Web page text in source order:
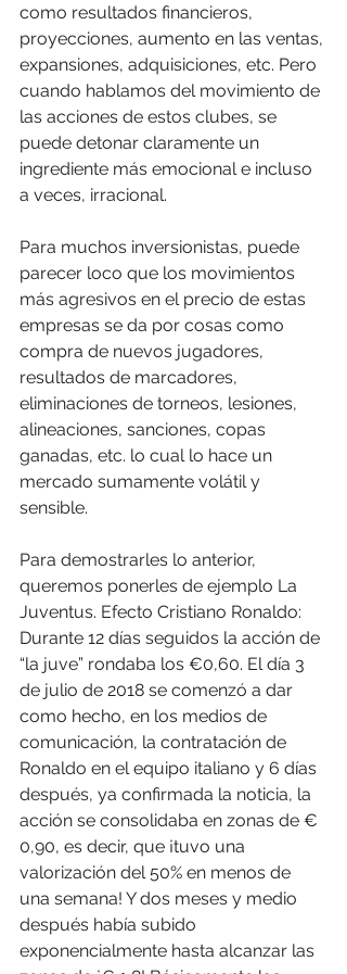
como resultados financieros,
proyecciones, aumento en las ventas,
expansiones, adquisiciones, etc. Pero
cuando hablamos del movimiento de
las acciones de estos clubes, se
puede detonar claramente un
ingrediente más emocional e incluso
a veces, irracional.
Para muchos inversionistas, puede
parecer loco que los movimientos
más agresivos en el precio de estas
empresas se da por cosas como
compra de nuevos jugadores,
resultados de marcadores,
eliminaciones de torneos, lesiones,
alineaciones, sanciones, copas
ganadas, etc. lo cual lo hace un
mercado sumamente volátil y
sensible.
Para demostrarles lo anterior,
queremos ponerles de ejemplo La
Juventus. Efecto Cristiano Ronaldo:
Durante 12 días seguidos la acción de
“la juve” rondaba los €0,60. El día 3
de julio de 2018 se comenzó a dar
como hecho, en los medios de
comunicación, la contratación de
Ronaldo en el equipo italiano y 6 días
después, ya confirmada la noticia, la
acción se consolidaba en zonas de €
0,90, es decir, que ¡tuvo una
valorización del 50% en menos de
una semana! Y dos meses y medio
después había subido
exponencialmente hasta alcanzar las